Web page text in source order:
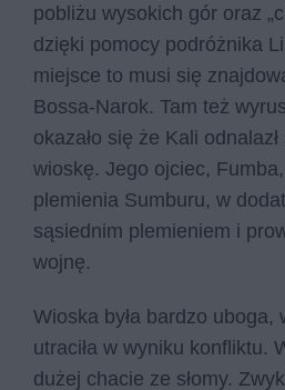
pobliżu wysokich gór oraz
dzięki pomocy podróżnika
miejsce to musi się
Bossa-Narok. Tam też
okazało się że Kali
wioskę. Jego ojciec,
plemienia Sumburu, w
sąsiednim plemieniem i
wojnę.
Wioska była bardzo uboga,
utraciła w wyniku konfliktu.
dużej chacie ze słomy.